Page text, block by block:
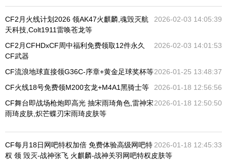
2026-02-03 14:05:39
CF2月火线计划2026 领AK47火麒麟,魂毁灭航
天科技,Colt1911雷唤苍龙等
2026-02-03 14:01:53
CF2月CFHDxCF周中福利免费领取12件永久
CF武器
2026-01-25 13:48:37
CF流浪地球直接领G36C-序章+黄金足球奖杯等
2026-01-18 12:56:56
CF火线18号免费领M200玄龙+M4A1黑骑士等
2026-01-18 12:50:50
CF舞台即战场枪炮即高光 抽宋雨琦角色,雷神宋
雨琦皮肤,炽芒蝶刃宋雨琦皮肤等
2026-01-18 12:45:33
CF每月18日网吧特权加倍 免费体验高级网吧特
权 领 毁灭-战神张飞 火麒麟-战神关羽网吧特权皮肤等